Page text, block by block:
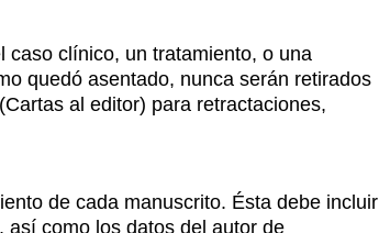
caso clínico, un tratamiento, o una
quedó asentado, nunca serán retirados
al editor) para retractaciones,
de cada manuscrito. Ésta debe incluir
así como los datos del autor de